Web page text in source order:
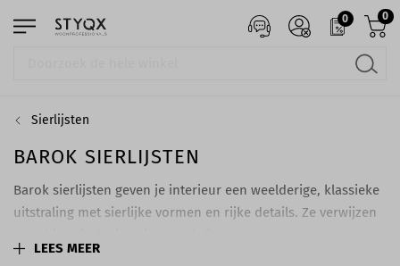
0 0
Sierlijsten
BAROK SIERLIJSTEN
Barok sierlijsten geven je interieur een weelderige, klassieke
uitstraling met sierlijke vormen en rijke details. Ze verwijzen
Moderne materialen bieden dezelfde luxe look, maar dan
LEES MEER